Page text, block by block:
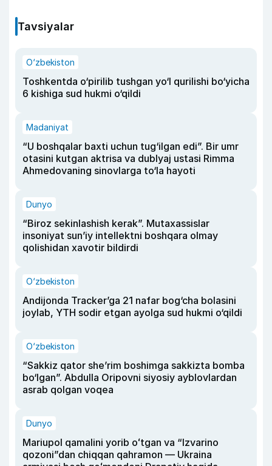
Tavsiyalar
O‘zbekiston
Toshkentda o‘pirilib tushgan yo‘l qurilishi bo‘yicha
6 kishiga sud hukmi o‘qildi
Madaniyat
“U boshqalar baxti uchun tug‘ilgan edi”. Bir umr
otasini kutgan aktrisa va dublyaj ustasi Rimma
Ahmedovaning sinovlarga to‘la hayoti
Dunyo
“Biroz sekinlashish kerak”. Mutaxassislar
insoniyat sun’iy intellektni boshqara olmay
qolishidan xavotir bildirdi
O‘zbekiston
Andijonda Tracker’ga 21 nafar bog‘cha bolasini
joylab, YTH sodir etgan ayolga sud hukmi o‘qildi
O‘zbekiston
“Sakkiz qator she’rim boshimga sakkizta bomba
bo‘lgan”. Abdulla Oripovni siyosiy ayblovlardan
asrab qolgan voqea
Dunyo
Mariupol qamalini yorib oʻtgan va “Izvarino
qozoni”dan chiqqan qahramon — Ukraina